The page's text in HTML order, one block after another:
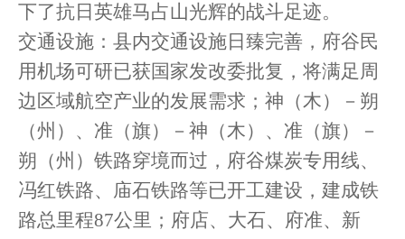
下了抗日英雄马占山光辉的战斗足迹。
交通设施：县内交通设施日臻完善，府谷民
用机场可研已获国家发改委批复，将满足周
边区域航空产业的发展需求；神（木）－朔
（州）、准（旗）－神（木）、准（旗）－
朔（州）铁路穿境而过，府谷煤炭专用线、
冯红铁路、庙石铁路等已开工建设，建成铁
路总里程87公里；府店、大石、府准、新